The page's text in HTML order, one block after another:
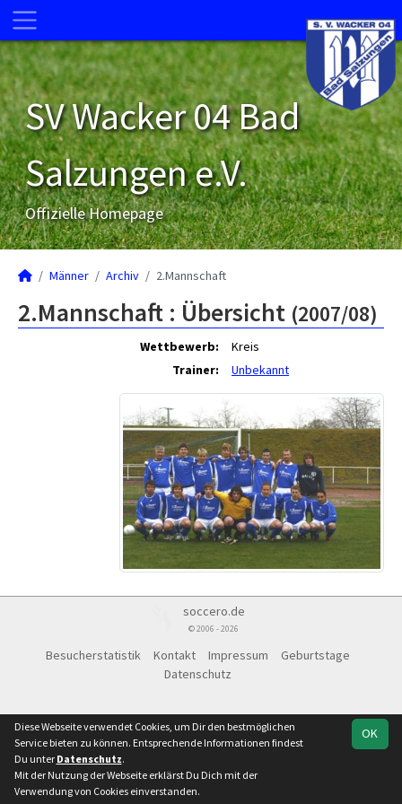
SV Wacker 04 Bad
Salzungen e.V.
Offizielle Homepage
Männer Archiv 2.Mannschaft
Team Kreis
2.Mannschaft : Übersicht (2007/08)
Wettbewerb:
Kreis
Trainer:
Unbekannt
soccero.de
© 2006 - 2026
Besucherstatistik Kontakt Impressum
Geburtstage
Datenschutz
OK
Diese Webseite verwendet Cookies, um Dir den bestmöglichen
Service bieten zu können. Entsprechende Informationen findest
Du unter Datenschutz.
Mit der Nutzung der Webseite erklärst Du Dich mit der
Verwendung von Cookies einverstanden.